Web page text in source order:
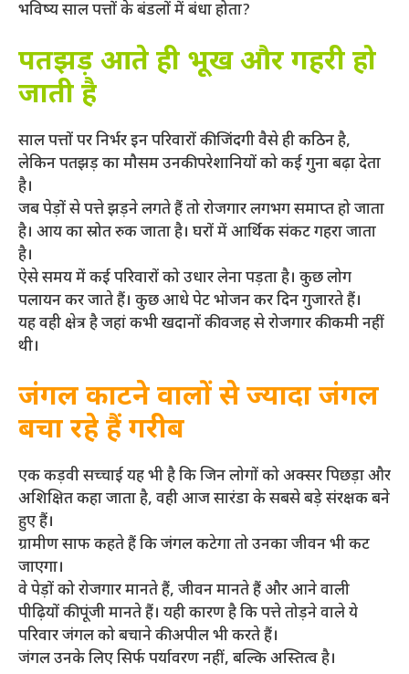
भविष्य साल पत्तों के बंडलों में बंधा होता?
पतझड़ आते ही भूख और गहरी हो
जाती है
साल पत्तों पर निर्भर इन परिवारों की जिंदगी वैसे ही कठिन है,
लेकिन पतझड़ का मौसम उनकी परेशानियों को कई गुना बढ़ा देता
है।
जब पेड़ों से पत्ते झड़ने लगते हैं तो रोजगार लगभग समाप्त हो जाता
है। आय का स्रोत रुक जाता है। घरों में आर्थिक संकट गहरा जाता
है।
ऐसे समय में कई परिवारों को उधार लेना पड़ता है। कुछ लोग
पलायन कर जाते हैं। कुछ आधे पेट भोजन कर दिन गुजारते हैं।
यह वही क्षेत्र है जहां कभी खदानों की वजह से रोजगार की कमी नहीं
थी।
जंगल काटने वालों से ज्यादा जंगल
बचा रहे हैं गरीब
एक कड़वी सच्चाई यह भी है कि जिन लोगों को अक्सर पिछड़ा और
अशिक्षित कहा जाता है, वही आज सारंडा के सबसे बड़े संरक्षक बने
हुए हैं।
ग्रामीण साफ कहते हैं कि जंगल कटेगा तो उनका जीवन भी कट
जाएगा।
वे पेड़ों को रोजगार मानते हैं, जीवन मानते हैं और आने वाली
पीढ़ियों की पूंजी मानते हैं। यही कारण है कि पत्ते तोड़ने वाले ये
परिवार जंगल को बचाने की अपील भी करते हैं।
जंगल उनके लिए सिर्फ पर्यावरण नहीं, बल्कि अस्तित्व है।